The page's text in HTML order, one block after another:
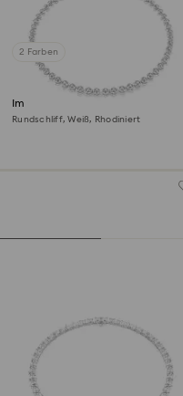
2 Farben
Imber Tennis Halskette
Rundschliff, Weiß, Rhodiniert